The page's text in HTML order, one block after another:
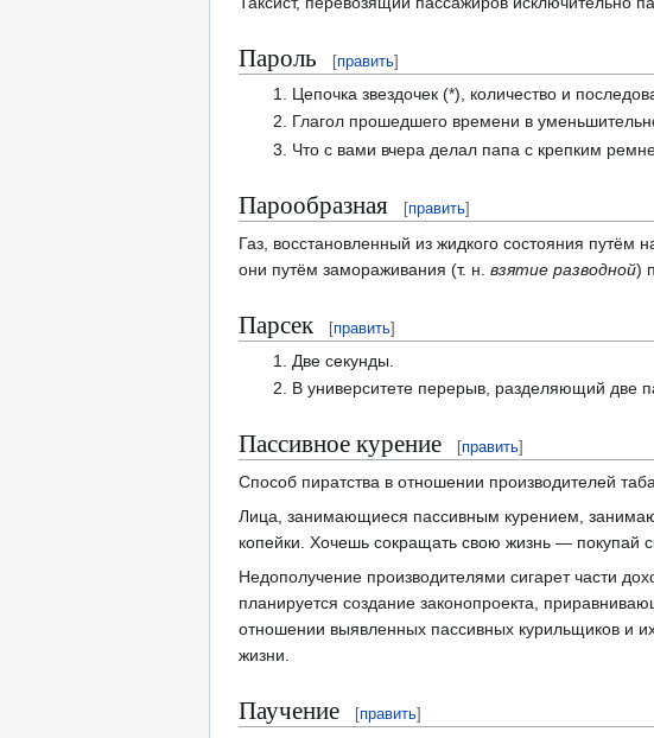
Пароль [править]
Цепочка звездочек (*), количество и
Глагол прошедшего времени в
Что с вами вчера делал папа с крепким
Парообразная [править]
Газ, восстановленный из жидкого состояния путём
они путём замораживания (т. н. взятие разводной)
Парсек [править]
Две секунды.
В университете перерыв, разделяющий две
Пассивное курение [править]
Способ пиратства в отношении производителей
Лица, занимающиеся пассивным курением,
копейки. Хочешь сокращать свою жизнь — покупай
Недополучение производителями сигарет части
планируется создание законопроекта,
отношении выявленных пассивных курильщиков и
жизни.
Паучение [править]